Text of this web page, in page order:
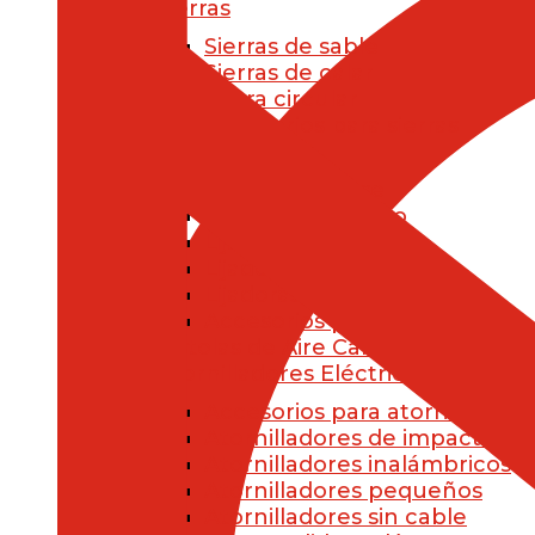
Sierras
Sierras de sable
Sierras de calar
Sierra circular
Accesorios para sierras
Lijadoras de mano
Accesorios para lijadoras
Pistolas de Aire Caliente
Atornilladores Eléctricos
Accesorios para
Atornilladores de impacto
Atornilladores inalámbricos
Atornilladores pequeños
Atornilladores sin cable